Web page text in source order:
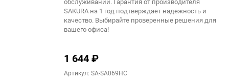
SAKURA на 1 год подтверждает надежность и
качество. Выбирайте проверенные решения для
вашего офиса!
1 644₽
Артикул: SA-SA069HC